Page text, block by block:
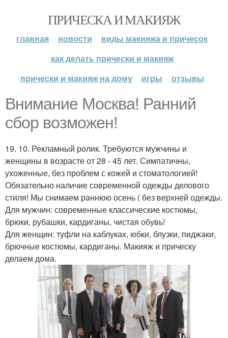
ПРИЧЕСКА И МАКИЯЖ
главная новости
виды макияжа и причесок
как делать прически и макияж
прически и макияж на дому
игры отзывы
Внимание Москва! Ранний
сбор возможен!
19. 10. Рекламный ролик. Требуются мужчины и
женщины в возрасте от 28 - 45 лет. Симпатичны,
ухоженные, без проблем с кожей и стоматологией!
Обязательно наличие современной одежды делового
стиля! Мы снимаем раннюю осень ( без верхней одежды.
Для мужчин: современные классические костюмы,
брюки, рубашки, кардиганы, чистая обувь!
Для женщин: туфли на каблуках, юбки, блузки, пиджаки,
брючные костюмы, кардиганы. Макияж и прическу
делаем дома.